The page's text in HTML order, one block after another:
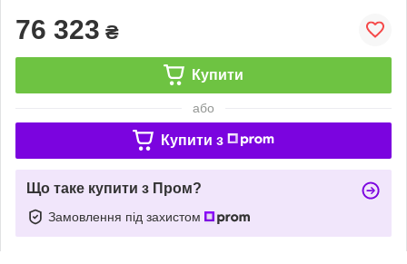
76 323 ₴
Купити
або
Купити з
Що таке купити з Пром?
Замовлення під захистом